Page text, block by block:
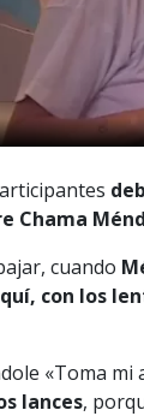
cuando
con los
«Toma mi
lances,